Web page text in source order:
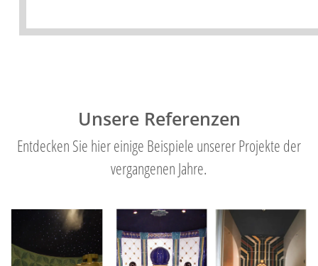
Unsere Referenzen
Entdecken Sie hier einige Beispiele unserer Projekte der
vergangenen Jahre.